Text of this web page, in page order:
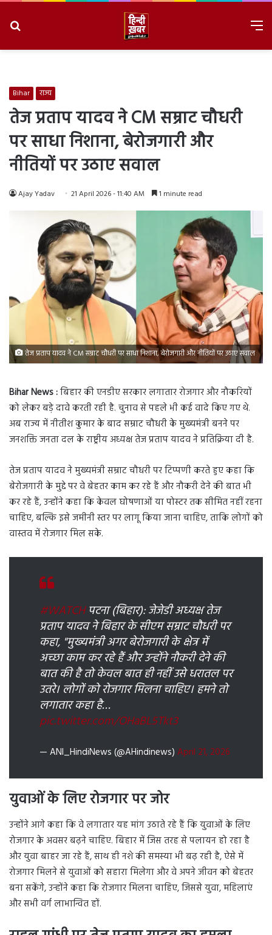
Bihar राज्य
तेज प्रताप यादव ने CM सम्राट चौधरी
पर साधा निशाना, बेरोजगारी और
नीतियों पर उठाए सवाल
Ajay Yadav 21 April 2026 - 11:40 AM 1 minute read
तेज प्रताप यादव ने CM सम्राट चौधरी पर साधा निशाना, बेरोजगारी और नीतियों पर उठाए सवाल
Bihar News :बिहार की एनडीए सरकार लगातार रोजगार और नौकरियों
को लेकर बड़े दावे करती रही है. चुनाव से पहले भी कई वादे किए गए थे.
अब राज्य में नीतीश कुमार के बाद सम्राट चौधरी के मुख्यमंत्री बनने पर
जनशक्ति जनता दल के राष्ट्रीय अध्यक्ष तेज प्रताप यादव ने प्रतिक्रिया दी है.
तेज प्रताप यादव ने मुख्यमंत्री सम्राट चौधरी पर टिप्पणी करते हुए कहा कि
बेरोजगारी के मुद्दे पर वे बेहतर काम कर रहे हैं और नौकरी देने की बात भी
कर रहे हैं, उन्होंने कहा कि केवल घोषणाओं या पोस्टर तक सीमित नहीं रहना
चाहिए, बल्कि इसे जमीनी स्तर पर लागू किया जाना चाहिए, ताकि लोगों को
वास्तव में रोजगार मिल सके.
#WATCHपटना (बिहार): जेजेडी अध्यक्ष तेज
प्रताप यादव ने बिहार के सीएम सम्राट चौधरी पर
कहा, "मुख्यमंंत्री अगर बेरोजगारी के क्षेत्र में
अच्छा काम कर रहे हैं और उन्होंने नौकरी देने की
बात की है तो केवल बात ही नहीं उसे धरातल पर
उतरे। लोगों को रोजगार मिलना चाहिए। हमने तो
लगातार कहा है…
pic.twitter.com/OHaBL5Tkt3
— ANI_HindiNews (@AHindinews) April 21, 2026
युवाओं के लिए रोजगार पर जोर
उन्होंने आगे कहा कि वे लगातार यह मांग उठाते रहे हैं कि युवाओं के लिए
रोजगार के अवसर बढ़ने चाहिए. बिहार में जिस तरह से पलायन हो रहा है
और युवा बाहर जा रहे हैं, साथ ही नशे की समस्या भी बढ़ रही है, ऐसे में
रोजगार मिलने से युवाओं को सहारा मिलेगा और वे अपने जीवन को बेहतर
बना सकेंगे, उन्होंने कहा कि रोजगार मिलना चाहिए, जिससे युवा, महिलाएं
और सभी वर्ग लाभान्वित हों.